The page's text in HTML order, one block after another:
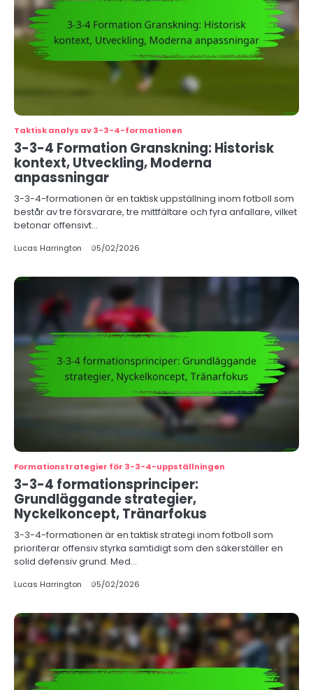
Taktisk analys av 3-3-4-formationen
3-3-4 Formation Granskning: Historisk
kontext, Utveckling, Moderna
anpassningar
3-3-4-formationen är en taktisk uppställning inom fotboll som
består av tre försvarare, tre mittfältare och fyra anfallare, vilket
betonar offensivt…
Lucas Harrington 05/02/2026
Formationstrategier för 3-3-4-uppställningen
3-3-4 formationsprinciper:
Grundläggande strategier,
Nyckelkoncept, Tränarfokus
3-3-4-formationen är en taktisk strategi inom fotboll som
prioriterar offensiv styrka samtidigt som den säkerställer en
solid defensiv grund. Med…
Lucas Harrington 05/02/2026